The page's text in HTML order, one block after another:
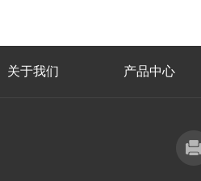
关于我们 产品中心